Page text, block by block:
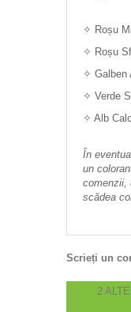
✧ Roșu
✧ Roșu
✧ Galben
✧ Verde
✧ Alb
În
un
comenzii,
scădea
Scrieți un
2